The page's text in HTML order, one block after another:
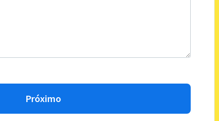
Próximo